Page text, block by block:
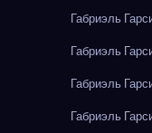
Габриэль
Габриэль
Габриэль
Габриэль